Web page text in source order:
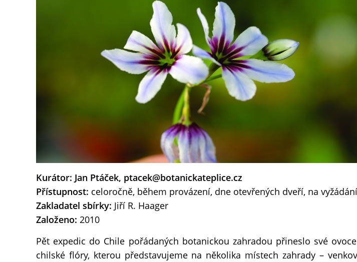
Kurátor: Jan Ptáček, ptacek@botanickateplice.cz
Přístupnost: celoročně, během provázení, dne otevřených dveří, na vyžádání
Zakladatel sbírky: Jiří R. Haager
Založeno: 2010
Pět expedic do Chile pořádaných botanickou zahradou přineslo své
chilské flóry, kterou představujeme na několika místech zahrady –